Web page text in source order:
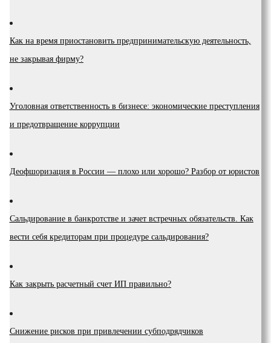
Как на время приостановить предпринимательскую деятельность,
не закрывая фирму?
Уголовная ответственность в бизнесе: экономические преступления
и предотвращение коррупции
Деофшоризация в России — плохо или хорошо? Разбор от юристов
Сальдирование в банкротстве и зачет встречных обязательств. Как
вести себя кредиторам при процедуре сальдирования?
Как закрыть расчетный счет ИП правильно?
Снижение рисков при привлечении субподрядчиков